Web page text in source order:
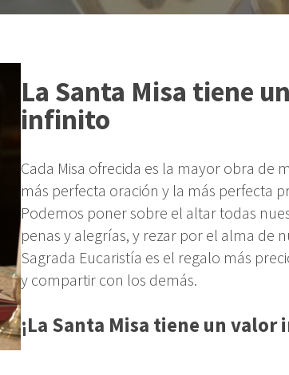
La Santa Misa tiene
infinito
Cada Misa ofrecida es la mayor obra de
más perfecta oración y la más perfecta
Podemos poner sobre el altar todas
penas y alegrías, y rezar por el alma de
Sagrada Eucaristía es el regalo más
y compartir con los demás.
¡La Santa Misa tiene un